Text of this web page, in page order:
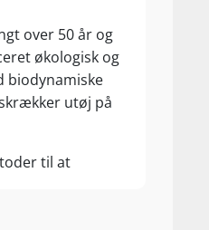
over 50 år og
økologisk og
biodynamiske
utøj på
til at